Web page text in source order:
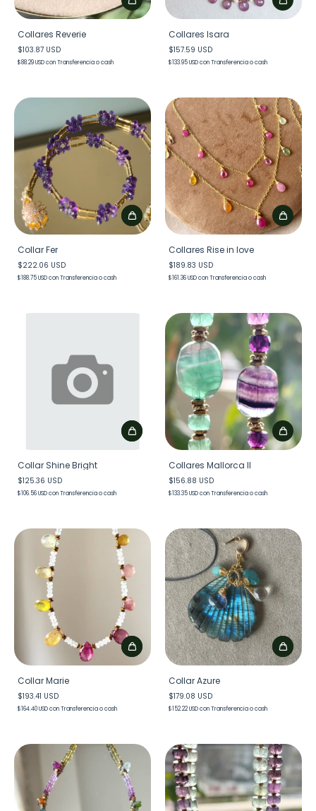
Collares Reverie
$103.87 USD
$88.29 USDconTransferencia o cash
Collares Isara
$157.59 USD
$133.95 USDconTransferencia o cash
Collar Fer
$222.06 USD
$188.75 USDconTransferencia o cash
Collares Rise in love
$189.83 USD
$161.36 USDconTransferencia o cash
Collar Shine Bright
$125.36 USD
$106.56 USDconTransferencia o cash
Collares Mallorca II
$156.88 USD
$133.35 USDconTransferencia o cash
Collar Marie
$193.41 USD
$164.40 USDconTransferencia o cash
Collar Azure
$179.08 USD
$152.22 USDconTransferencia o cash